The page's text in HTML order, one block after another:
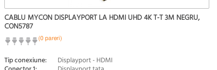
CABLU MYCON DISPLAYPORT LA HDMI UHD 4K T-T 3M NEGRU,
CON5787
(0 pareri)
Tip conexiune: Displayport - HDMI